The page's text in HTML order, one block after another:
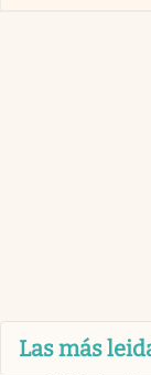
Las más